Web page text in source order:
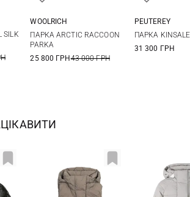
SILK
WOOLRICH
ПАРКА ARCTIC RACCOON
PARKA
25 800 ГРН43 000 ГРН
PEUTEREY
ПАРКА KINSALE
31 300 ГРН